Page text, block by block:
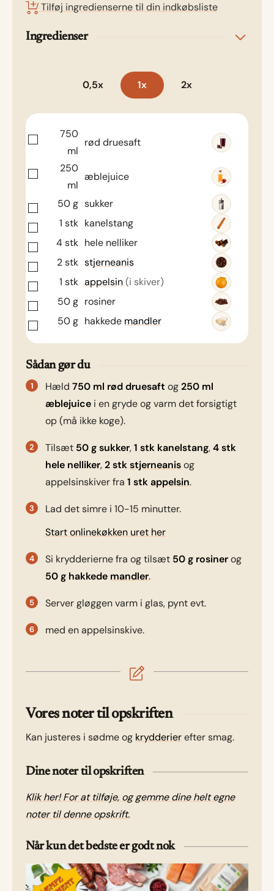
Tilføj ingredienserne til din indkøbsliste
Ingredienser
0,5x 1x 2x
750
ml
rød druesaft
250
ml
æblejuice
50g sukker
1 stk kanelstang
4stk hele nelliker
2stk stjerneanis
1 stk appelsin(i skiver)
50g rosiner
50g hakkede mandler
Sådan gør du
Hæld 750 ml rød druesaft og250 ml
æblejuice i en gryde og varm det forsigtigt
op (må ikke koge).
Tilsæt 50 g sukker,1 stk kanelstang,4 stk
hele nelliker,2 stkstjerneanisog
appelsinskiver fra 1 stkappelsin.
Lad det simre i 10-15 minutter.
Start onlinekøkken uret her
Si krydderierne fra og tilsæt 50 g rosinerog
50 g hakkede mandler.
Server gløggen varm i glas, pynt evt.
med en appelsinskive.
Vores noter til opskriften
Kan justeres i sødme og krydderierefter smag.
Dine noter til opskriften
Klik her! For at tilføje, og gemme dine helt egne
noter til denne opskrift.
Når kun det bedste er godt nok